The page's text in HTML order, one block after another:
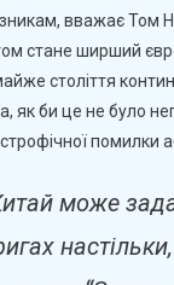
вважає Том
стане ширший
століття
як би це не було
помилки
може